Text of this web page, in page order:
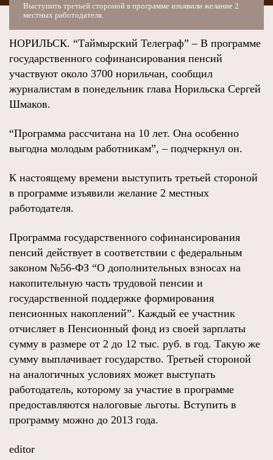
Выступить третьей стороной в программе изъявили желание 2
местных работодателя.
НОРИЛЬСК. “Таймырский Телеграф” – В программе
государственного софинансирования пенсий
участвуют около 3700 норильчан, сообщил
журналистам в понедельник глава Норильска Сергей
Шмаков.
“Программа рассчитана на 10 лет. Она особенно
выгодна молодым работникам”, – подчеркнул он.
К настоящему времени выступить третьей стороной
в программе изъявили желание 2 местных
работодателя.
Программа государственного софинансирования
пенсий действует в соответствии с федеральным
законом №56-ФЗ “О дополнительных взносах на
накопительную часть трудовой пенсии и
государственной поддержке формирования
пенсионных накоплений”. Каждый ее участник
отчисляет в Пенсионный фонд из своей зарплаты
сумму в размере от 2 до 12 тыс. руб. в год. Такую же
сумму выплачивает государство. Третьей стороной
на аналогичных условиях может выступать
работодатель, которому за участие в программе
предоставляются налоговые льготы. Вступить в
программу можно до 2013 года.
editor